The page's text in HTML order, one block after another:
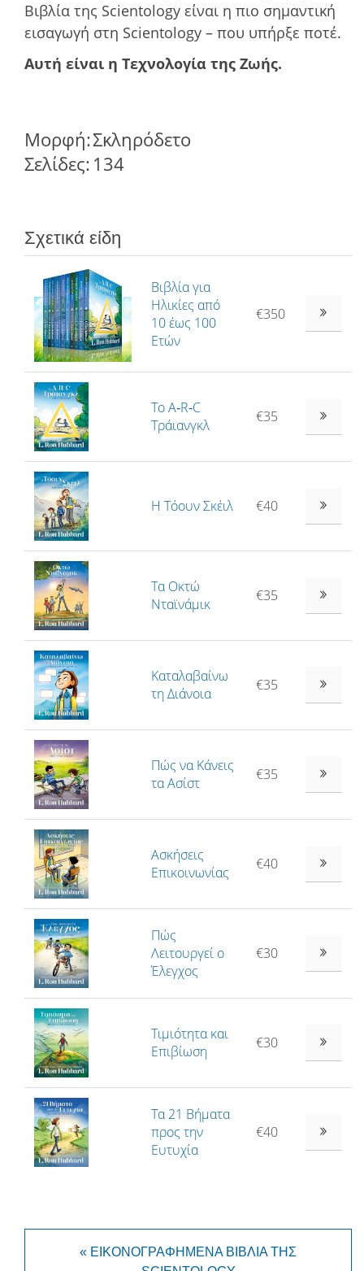
Βιβλία της Scientology είναι η πιο σημαντική
εισαγωγή στη Scientology – που υπήρξε ποτέ.
Αυτή είναι η Τεχνολογία της Ζωής.
Μορφή:Σκληρόδετο
Σελίδες: 134
Σχετικά είδη
Βιβλία για
Ηλικίες από
10 έως 100
Ετών
€350
Το A‑R‑C
Τράιανγκλ
€35
Η Τόουν Σκέιλ €40
Τα Οκτώ
Νταϊνάμικ
€35
Καταλαβαίνω
τη Διάνοια
€35
Πώς να Κάνεις
τα Ασίστ
€35
Ασκήσεις
Επικοινωνίας
€40
Πώς
Λειτουργεί ο
Έλεγχος
€30
Τιμιότητα και
Επιβίωση
€30
Τα 21 Βήματα
προς την
Ευτυχία
€40
« ΕΙΚΟΝΟΓΡΑΦΗΜΕΝΑ ΒΙΒΛΙΑ ΤΗΣ